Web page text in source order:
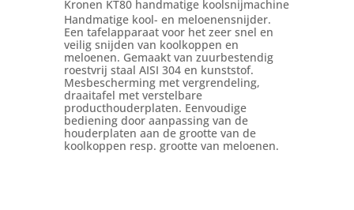
Kronen KT80 handmatige koolsnijmachine
Handmatige kool- en meloenensnijder.
Een tafelapparaat voor het zeer snel en
veilig snijden van koolkoppen en
meloenen. Gemaakt van zuurbestendig
roestvrij staal AISI 304 en kunststof.
Mesbescherming met vergrendeling,
draaitafel met verstelbare
producthouderplaten. Eenvoudige
bediening door aanpassing van de
houderplaten aan de grootte van de
koolkoppen resp. grootte van meloenen.